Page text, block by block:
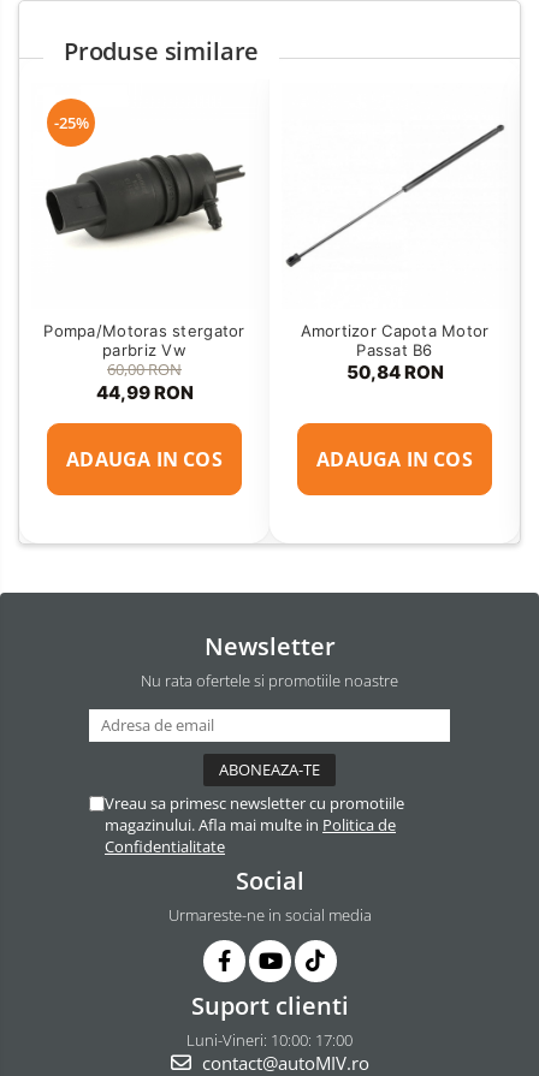
Produse similare
-25%
Pompa/Motoras stergator
parbriz Vw
60,00 RON
44,99 RON
ADAUGA IN COS
Amortizor Capota Motor
Passat B6
50,84 RON
ADAUGA IN COS
Newsletter
Nu rata ofertele si promotiile noastre
Vreau sa primesc newsletter cu promotiile
magazinului. Afla mai multe in Politica de
Confidentialitate
Social
Urmareste-ne in social media
Suport clienti
Luni-Vineri: 10:00: 17:00
contact@autoMIV.ro